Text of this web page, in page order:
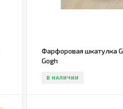
Фарфоровая шкатулка
Gogh
В НАЛИЧИИ